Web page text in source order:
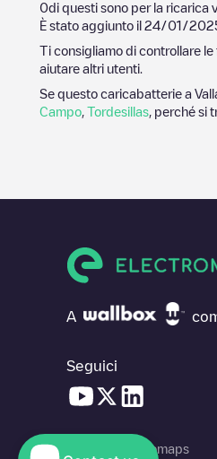
0di questi sono per la ricarica
È stato aggiunto il 24/01/
Ti consigliamo di controllare
aiutare altri utenti.
Se questo caricabatterie a
Campo Tordesillas , perché si
A
Seguici
© 2026 Electromaps